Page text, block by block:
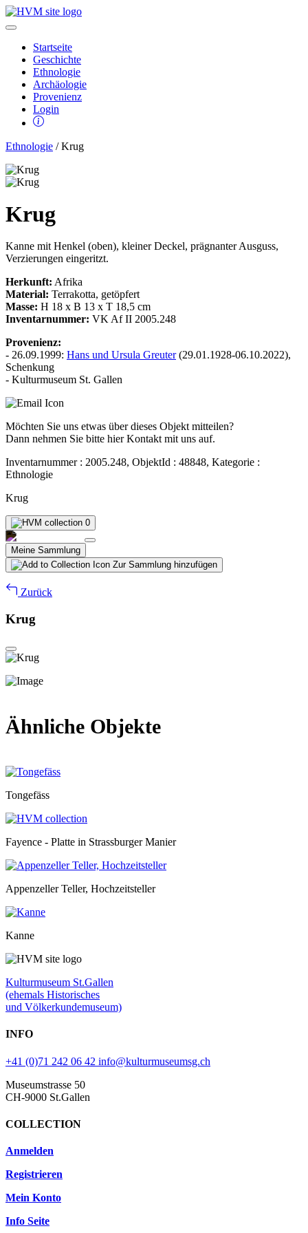
Startseite
Geschichte
Ethnologie
Archäologie
Provenienz
Login
Ethnologie / Krug
Krug
Kanne mit Henkel (oben), kleiner Deckel, prägnanter Ausguss,
Verzierungen eingeritzt.
Herkunft: Afrika
Material: Terrakotta, getöpfert
Masse: H 18 x B 13 x T 18,5 cm
Inventarnummer: VK Af II 2005.248
Provenienz:
- 26.09.1999: Hans und Ursula Greuter(29.01.1928-06.10.2022),
Schenkung
- Kulturmuseum St. Gallen
Möchten Sie uns etwas über dieses Objekt mitteilen?
Dann nehmen Sie bitte hier Kontakt mit uns auf.
Inventarnummer : 2005.248, ObjektId : 48848, Kategorie :
Ethnologie
Krug
0
Meine Sammlung
Zur Sammlung hinzufügen
Zurück
Krug
Ähnliche Objekte
Tongefäss
Fayence - Platte in Strassburger Manier
Appenzeller Teller, Hochzeitsteller
Kanne
Kulturmuseum St.Gallen
(ehemals Historisches
und Völkerkundemuseum)
INFO
+41 (0)71 242 06 42 info@kulturmuseumsg.ch
Museumstrasse 50
CH-9000 St.Gallen
COLLECTION
Anmelden
Registrieren
Mein Konto
Info Seite